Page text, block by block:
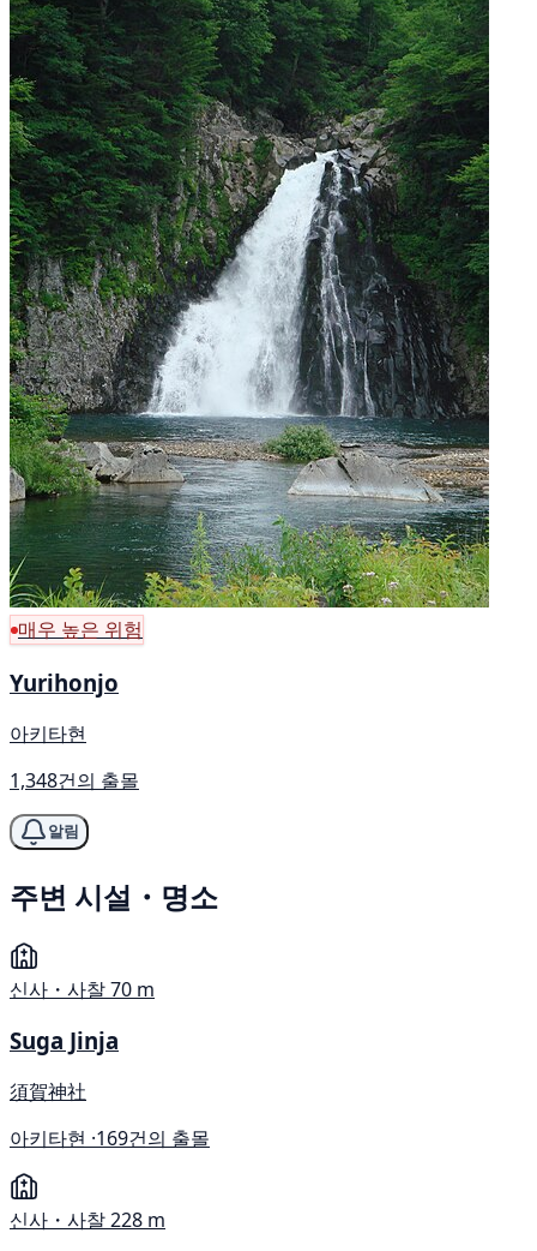
매우 높은 위험
Yurihonjo
아키타현
1,348건의 출몰
알림
주변 시설・명소
신사・사찰70 m
Suga Jinja
須賀神社
아키타현 ·169건의 출몰
신사・사찰228 m